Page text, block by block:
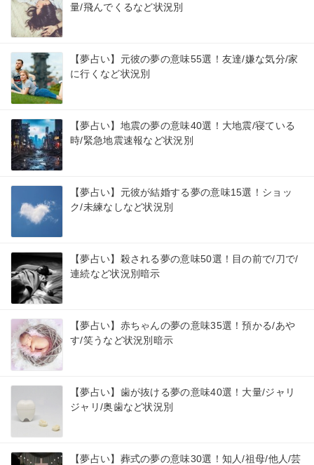
量/飛んでくるなど状況別
【夢占い】元彼の夢の意味55選！友達/嫌な気分/家
に行くなど状況別
【夢占い】地震の夢の意味40選！大地震/寝ている
時/緊急地震速報など状況別
【夢占い】元彼が結婚する夢の意味15選！ショッ
ク/未練なしなど状況別
【夢占い】殺される夢の意味50選！目の前で/刀で/
連続など状況別暗示
【夢占い】赤ちゃんの夢の意味35選！預かる/あや
す/笑うなど状況別暗示
【夢占い】歯が抜ける夢の意味40選！大量/ジャリ
ジャリ/奥歯など状況別
【夢占い】葬式の夢の意味30選！知人/祖母/他人/芸